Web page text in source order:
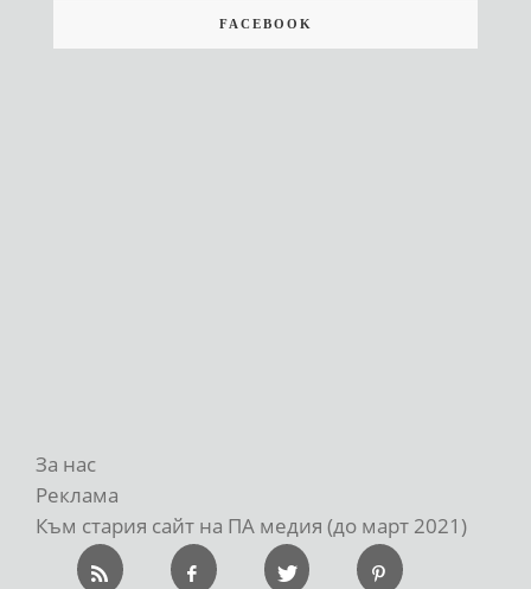
FACEBOOK
За нас
Реклама
Към стария сайт на ПА медия (до март 2021)